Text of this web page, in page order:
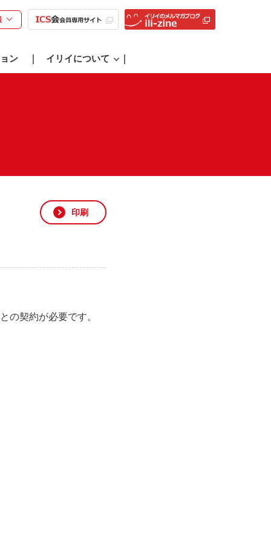
ン イリイについて
印刷
の契約が必要です。